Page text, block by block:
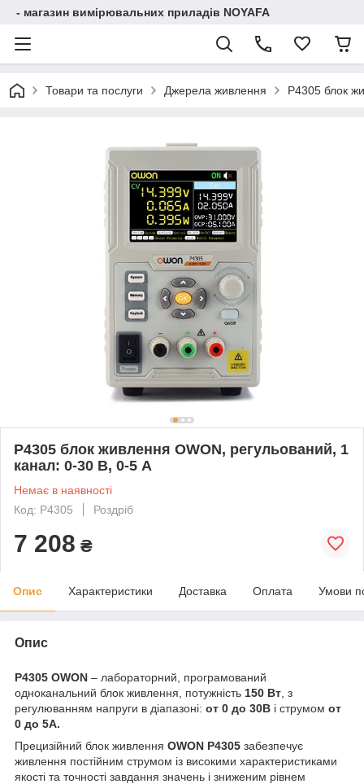
- магазин вимірювальних приладів NOYAFA
Товари та послуги Джерела живлення P4305 блок
P4305 блок живлення OWON, регульований, 1
канал: 0-30 В, 0-5 А
Немає в наявності
Код: P4305
Роздріб
7 208 ₴
Опис Характеристики Доставка Оплата Умови
Опис
P4305 OWON – лабораторний, програмований
одноканальний блок живлення, потужність 150 Вт , з
регулюванням напруги в діапазоні: от 0 до 30В і струмом от
0 до 5А.
Прецизійний блок живлення OWON P4305 забезпечує
живлення постійним струмом із високими характеристиками
якості та точності завдання значень і зниженим рівнем